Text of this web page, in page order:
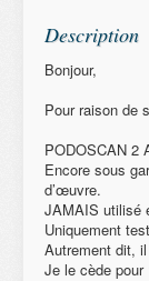
Description
Bonjour,
Pour raison de
PODOSCAN 2
Encore sous
d’œuvre.
JAMAIS utilisé
Uniquement
Autrement dit,
Je le cède pour